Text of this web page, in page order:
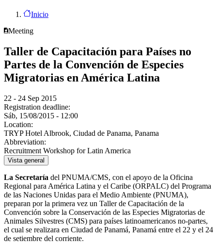
Inicio
Meeting
Taller de Capacitación para Países no
Partes de la Convención de Especies
Migratorias en América Latina
22 - 24 Sep 2015
Registration deadline:
Sáb, 15/08/2015 - 12:00
Location:
TRYP Hotel Albrook, Ciudad de Panama, Panama
Abbreviation:
Recruitment Workshop for Latin America
Vista general
La Secretaría del PNUMA/CMS, con el apoyo de la Oficina
Regional para América Latina y el Caribe (ORPALC) del Programa
de las Naciones Unidas para el Medio Ambiente (PNUMA),
preparan por la primera vez un Taller de Capacitación de la
Convención sobre la Conservación de las Especies Migratorias de
Animales Silvestres (CMS) para países latinoamericanos no-partes,
el cual se realizara en Ciudad de Panamá, Panamá entre el 22 y el 24
de setiembre del corriente.